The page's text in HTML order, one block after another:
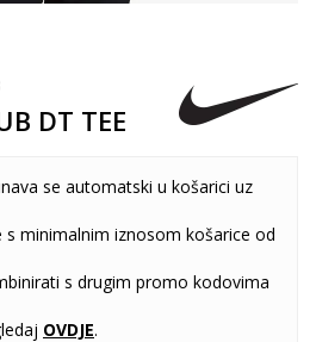
DT TEE
se automatski u košarici uz
s minimalnim iznosom košarice od
s drugim promo kodovima
OVDJE.